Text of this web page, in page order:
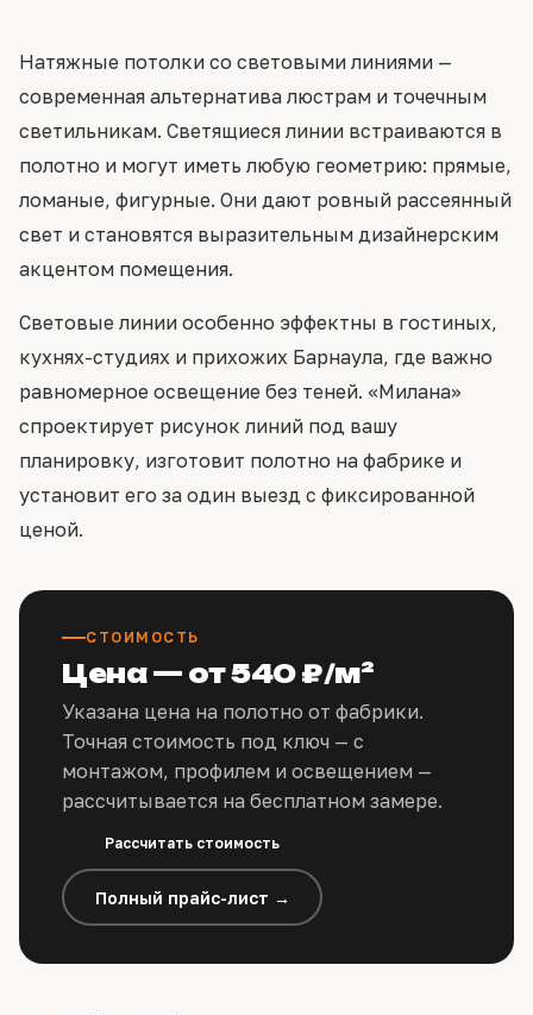
Натяжные потолки со световыми линиями —
современная альтернатива люстрам и точечным
светильникам. Светящиеся линии встраиваются в
полотно и могут иметь любую геометрию: прямые,
ломаные, фигурные. Они дают ровный рассеянный
свет и становятся выразительным дизайнерским
акцентом помещения.
Световые линии особенно эффектны в гостиных,
кухнях-студиях и прихожих Барнаула, где важно
равномерное освещение без теней. «Милана»
спроектирует рисунок линий под вашу
планировку, изготовит полотно на фабрике и
установит его за один выезд с фиксированной
ценой.
СТОИМОСТЬ
Цена — от 540 ₽/м²
Указана цена на полотно от фабрики.
Точная стоимость под ключ — с
монтажом, профилем и освещением —
рассчитывается на бесплатном замере.
Рассчитать стоимость
Полный прайс-лист →